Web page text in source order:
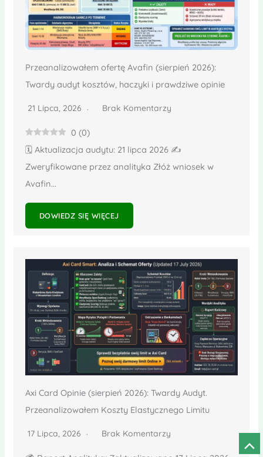
Przeanalizowałem ofertę Avafin (sierpień 2026):
Twardy audyt kosztów, haczyki i prawdziwe opinie
21 Lipca, 2026 Brak Komentarzy
0 (0)
🗓️ Aktualizacja audytu: 21 lipca 2026 ✍️
Zweryfikowane przez analityka Złóż wniosek w
Avafin...
DOWIEDZ SIĘ WIĘCEJ
Axi Card Opinie (sierpień 2026): Twardy Audyt.
Przeanalizowałem Koszty Elastycznego Limitu
17 Lipca, 2026 Brak Komentarzy